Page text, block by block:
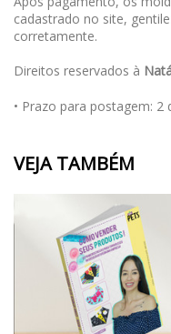
cadastrado no site,
corretamente.
Direitos reservados à
• Prazo para postagem: 2
VEJA TAMBÉM